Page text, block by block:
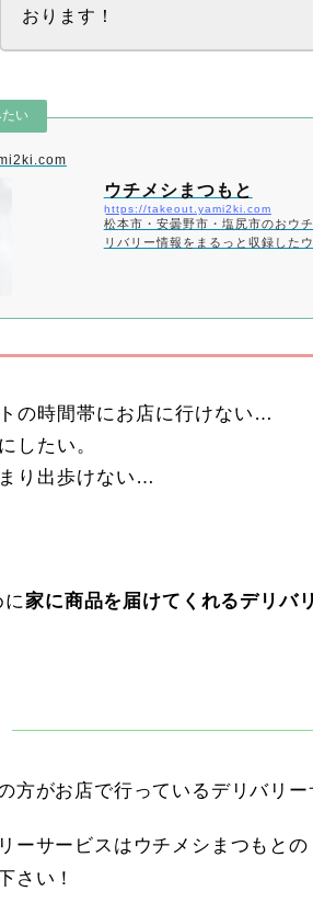
おります！
ウチメシまつもと
https://takeout.yami2ki.com
松本市・安曇野市・塩尻市のおウ
リバリー情報をまるっと収録した
の時間帯にお店に行けない…
したい。
り出歩けない…
に家に商品を届けてくれるデリバ
方がお店で行っているデリバリー
ーサービスはウチメシまつもと
さい！